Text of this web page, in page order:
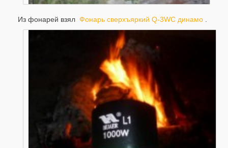
Из фонарей взял Фонарь сверхъяркий Q-3WC динамо